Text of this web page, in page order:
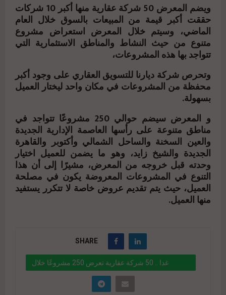
ويضم المعرض 50 شركة عقارية منها أكبر 10 شركات
حققت أكبر قيمة من المبيعات بالسوق خلال العام
الماضي، وسيتم خلال المعرض استعراض مشروع
متنوع من حيث النشاط والمناطق الاستثمارية التي
تتواجد بها هذه المشروعات،
وتحرص شركة ديارنا للتسويق العقاري على وجود أكبر
محفظة من المشروعات في مكان واحد ليختار العميل
بسهولة.
و المعرض سيضم حوالي 250 مشروعًا تتواجد في
مناطق متنوعة على رأسها العاصمة الإدارية الجديدة
والعين السخنة والساحل الشمالي وأكتوبر والقاهرة
الجديدة والشيخ زايد، وهو ما يضمن للعميل اختيار
وحدته قبل خروجه من المعرض، مشيرًا إلى أن هذا
التنوع في المشروعات المعروضة يكون في مصلحة
العميل، حيث يتم تقديم عروض خاصة لا تتكرر يستفيد
منها العميل.
SHARE
غدا .. 50 شركة عقارية تعرض 250 مشروعًا خلال
فعاليات «THE CAPITAL EGYPT EXPO»